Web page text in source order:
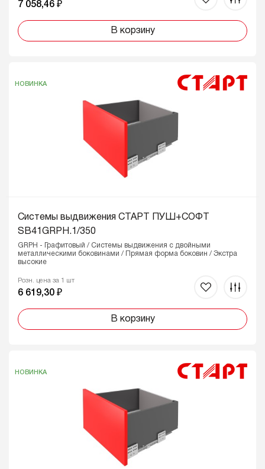
7 058,46 ₽
В корзину
НОВИНКА
Системы выдвижения СТАРТ ПУШ+СОФТ
SB41GRPH.1/350
GRPH - Графитовый / Системы выдвижения с двойными
металлическими боковинами / Прямая форма боковин / Экстра
высокие
Розн. цена за 1 шт
6 619,30 ₽
В корзину
НОВИНКА